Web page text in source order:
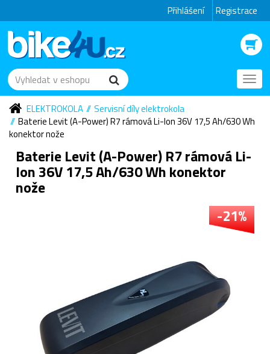
Přihlášení Registrace
ELEKTROKOLA
Servisní díly elektrokola
Baterie Levit (A-Power) R7 rámová Li-Ion 36V 17,5 Ah/630 Wh
konektor nože
Baterie Levit (A-Power) R7 rámová Li-
Ion 36V 17,5 Ah/630 Wh konektor
nože
-21%